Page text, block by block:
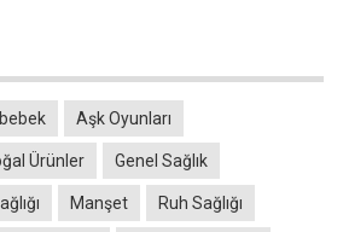
Aşk Oyunları
Ürünler Genel Sağlık
Manşet Ruh Sağlığı